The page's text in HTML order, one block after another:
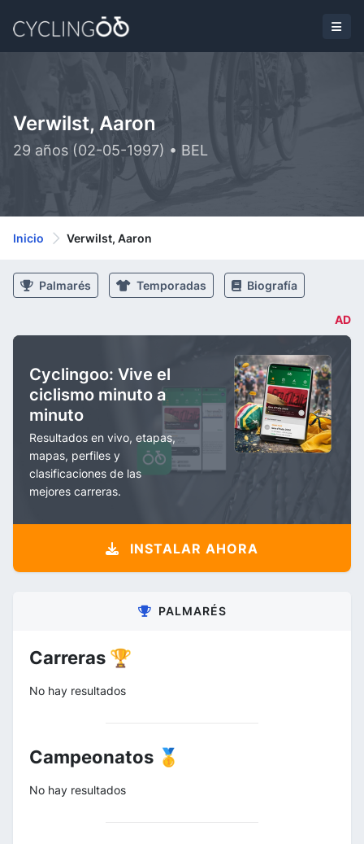
Verwilst, Aaron
29 años (02-05-1997) • BEL
Inicio Verwilst, Aaron
Palmarés Temporadas Biografía
AD
Cyclingoo: Vive el
ciclismo minuto a
minuto
Resultados en vivo, etapas,
mapas, perfiles y
clasificaciones de las
mejores carreras.
INSTALAR AHORA
PALMARÉS
Carreras 🏆
No hay resultados
Campeonatos 🥇
No hay resultados